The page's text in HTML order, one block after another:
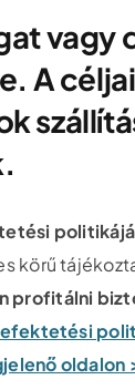
vagy
A
körű
profitálni
oldalon